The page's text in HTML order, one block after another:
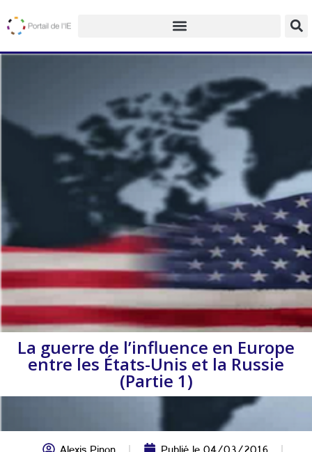
La guerre de l’influence en Europe
entre les États-Unis et la Russie
(Partie 1)